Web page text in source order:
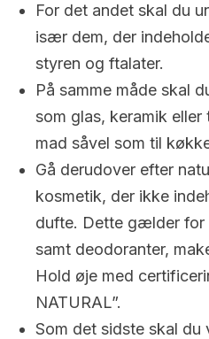
For det andet skal du
især dem, der
styren og ftalater.
På samme måde skal
som glas, keramik
mad såvel som til
Gå derudover efter
kosmetik, der ikke
dufte. Dette gælder
samt deodoranter,
Hold øje med
NATURAL”.
Som det sidste skal